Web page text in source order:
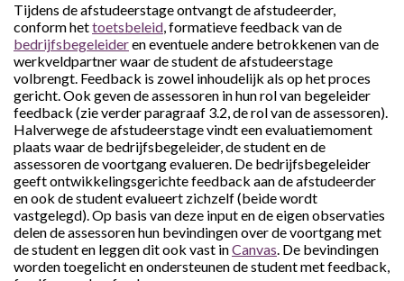
Tijdens de afstudeerstage ontvangt de afstudeerder,
conform hettoetsbeleid, formatieve feedback van de
bedrijfsbegeleideren eventuele andere betrokkenen van de
werkveldpartner waar de student de afstudeerstage
volbrengt. Feedback is zowel inhoudelijk als op het proces
gericht. Ook geven de assessoren in hun rol van begeleider
feedback (zie verder paragraaf 3.2, de rol van de assessoren).
Halverwege de afstudeerstage vindt een evaluatiemoment
plaats waar de bedrijfsbegeleider, de student en de
assessoren de voortgang evalueren. De bedrijfsbegeleider
geeft ontwikkelingsgerichte feedback aan de afstudeerder
en ook de student evalueert zichzelf (beide wordt
vastgelegd). Op basis van deze input en de eigen observaties
delen de assessoren hun bevindingen over de voortgang met
de student en leggen dit ook vast inCanvas. De bevindingen
worden toegelicht en ondersteunen de student met feedback,